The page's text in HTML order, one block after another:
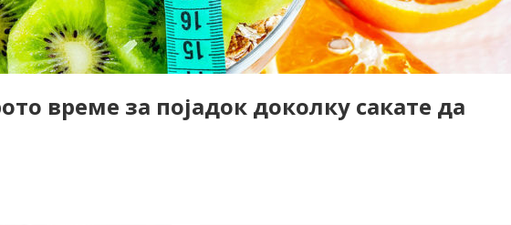
време за појадок доколку сакате да